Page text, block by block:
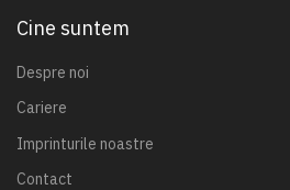
Cine suntem
Despre noi
Cariere
Imprinturile noastre
Contact